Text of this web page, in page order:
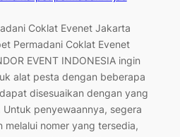
Coklat Evenet Jakarta
Permadani Coklat Evenet
EVENT INDONESIA ingin
alat pesta dengan beberapa
disesuaikan dengan yang
penyewaannya, segera
melalui nomer yang tersedia,